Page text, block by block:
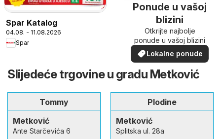
Spar Katalog
04.08. - 11.08.2026
Spar
Ponude u vašoj
blizini
Otkrijte najbolje
ponude u vašoj blizini
Lokalne ponude
Slijedeće trgovine u gradu Metković
Tommy
Metković
Ante Starčevića 6
Plodine
Metković
Splitska ul. 28a